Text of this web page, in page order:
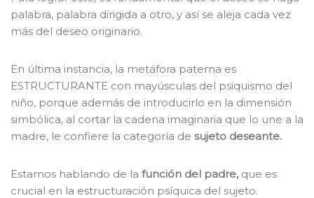
palabra, palabra dirigida a otro, y así se aleja cada vez
más del deseo originario.
En última instancia, la metáfora paterna es
ESTRUCTURANTE con mayúsculas del psiquismo del
niño, porque además de introducirlo en la dimensión
simbólica, al cortar la cadena imaginaria que lo une a la
madre, le confiere la categoría de sujeto deseante.
Estamos hablando de la función del padre, que es
crucial en la estructuración psíquica del sujeto.